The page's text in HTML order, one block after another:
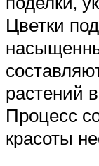
Цветки
растений
Процесс
красоты